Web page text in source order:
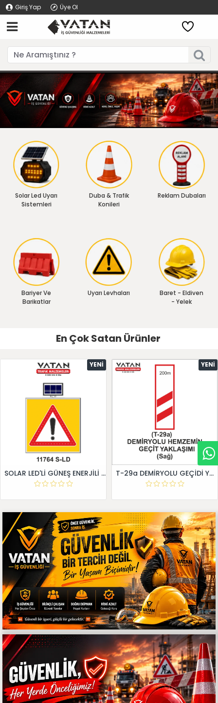
Giriş Yap Üye Ol
Solar Led Uyarı
Sistemleri
Duba & Trafik
Konileri
Reklam Dubaları
Bariyer Ve
Barikatlar
Uyarı Levhaları
Baret - Eldiven
- Yelek
En Çok Satan Ürünler
YENI
SOLAR LED'Lİ GÜNEŞ ENERJİLİ LEVHA
YENI
T-29a DEMİRYOLU GEÇİDİ YAKLAŞIM LEVHALARI (Sağ)